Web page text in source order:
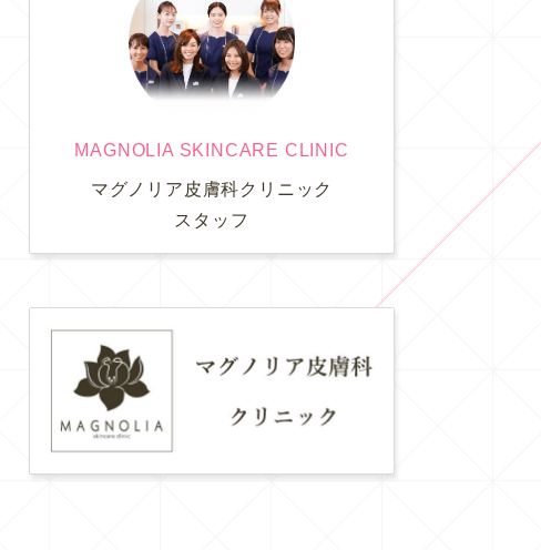
MAGNOLIA SKINCARE CLINIC
マグノリア皮膚科クリニック
スタッフ